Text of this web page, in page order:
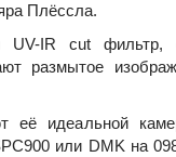
Плёссла.
UV-IR cut
размытое
её идеальной
или DMK на